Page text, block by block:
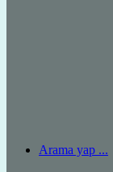
Arama yap ...